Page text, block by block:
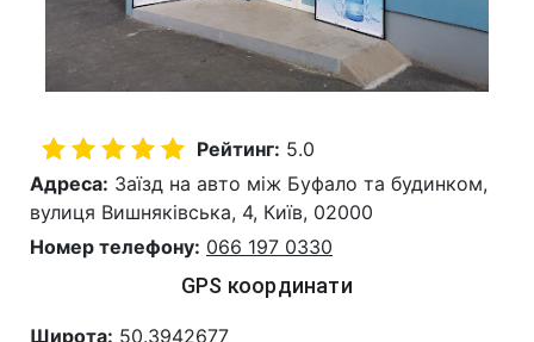
Рейтинг: 5.0
Адреса: Заїзд на авто між Буфало та будинком,
вулиця Вишняківська, 4, Київ, 02000
Номер телефону: 066 197 0330
GPS координати
Широта: 50.3942677